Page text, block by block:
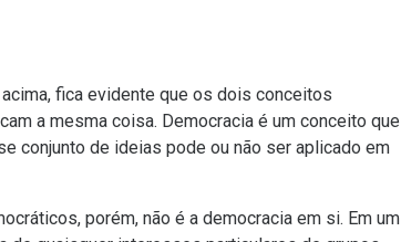
fica evidente que os dois conceitos
a mesma coisa. Democracia é um conceito que
conjunto de ideias pode ou não ser aplicado em
porém, não é a democracia em si. Em um